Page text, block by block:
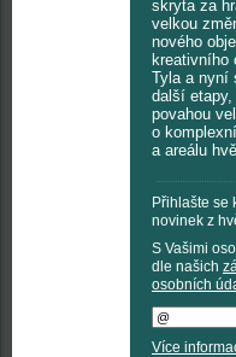
skryta za
velkou
nového
kreativního
Tyla a nyní
další
povahou
o
a areálu
Přihlašte se
novinek z
S Vašimi
dle našich
osobních
Více